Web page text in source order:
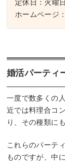
定休日：火曜日
ホームページ：
婚活パーティ
一度で数多くの
近では料理合コ
り、その種類に
これらのパーテ
ものですが、中